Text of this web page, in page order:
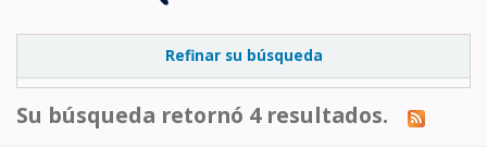
Refinar su búsqueda
Su búsqueda retornó 4 resultados.